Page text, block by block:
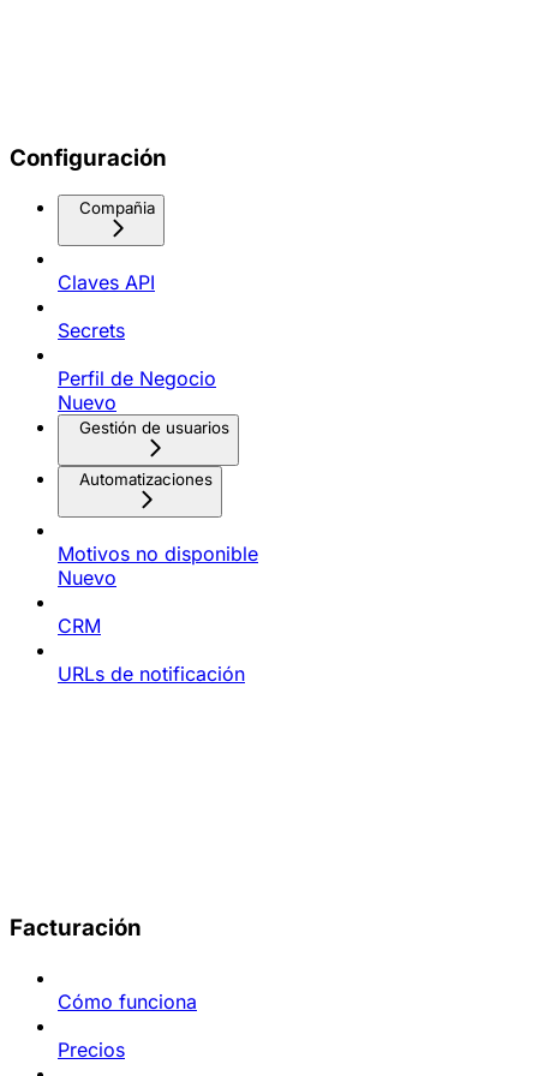
Configuración
Compañia
Claves API
Secrets
Perfil de Negocio
Nuevo
Gestión de usuarios
Automatizaciones
Motivos no disponible
Nuevo
CRM
URLs de notificación
Facturación
Cómo funciona
Precios